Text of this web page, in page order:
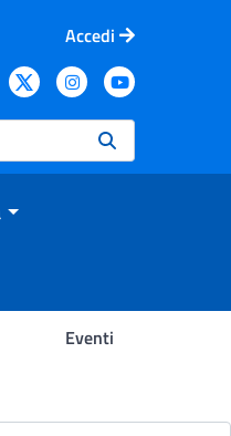
Accedi
Eventi